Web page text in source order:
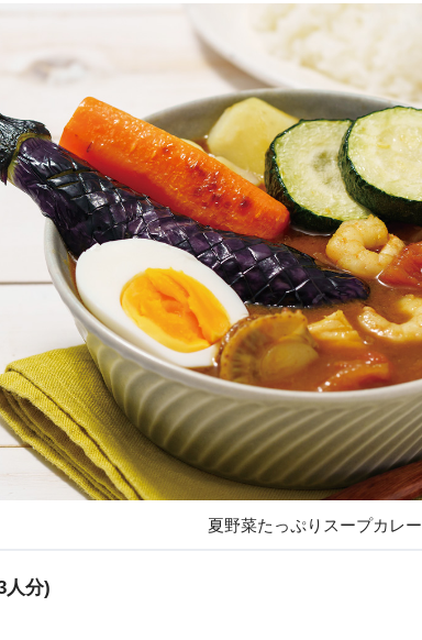
夏野菜たっぷりスープカレー
人分)